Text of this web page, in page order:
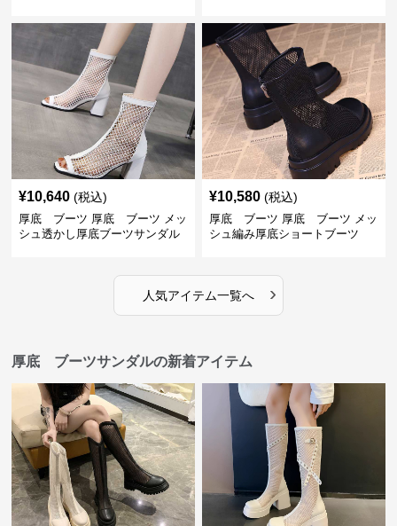
¥10,640 (税込)
厚底 ブーツ 厚底 ブーツ メッ
シュ透かし厚底ブーツサンダル
¥10,580 (税込)
厚底 ブーツ 厚底 ブーツ メッ
シュ編み厚底ショートブーツ
人気アイテム一覧へ ›
厚底 ブーツサンダルの新着アイテム